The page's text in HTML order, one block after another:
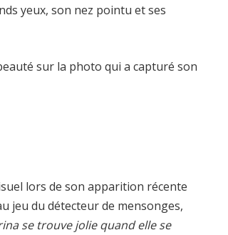
yeux, son nez pointu et ses
sur la photo qui a capturé son
lors de son apparition récente
jeu du détecteur de mensonges,
se trouve jolie quand elle se